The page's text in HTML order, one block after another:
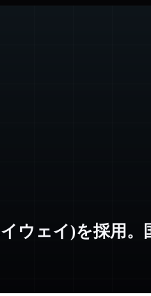
ウェイ)を採用。